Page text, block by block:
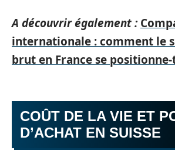
A découvrir également :
internationale : comment le
brut en France se
COÛT DE LA VIE ET
D’ACHAT EN SUISSE